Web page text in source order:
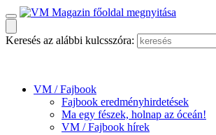
Keresés az alábbi kulcsszóra:
VM / Fajbook
Fajbook eredményhirdetések
Ma egy fészek, holnap az óceán!
VM / Fajbook hírek